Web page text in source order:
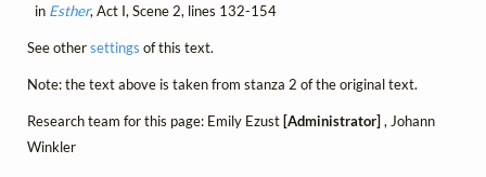
in Esther, Act I, Scene 2, lines 132-154
See othersettings of this text.
Note: the text above is taken from stanza 2 of the original text.
Research team for this page: Emily Ezust [Administrator] , Johann
Winkler